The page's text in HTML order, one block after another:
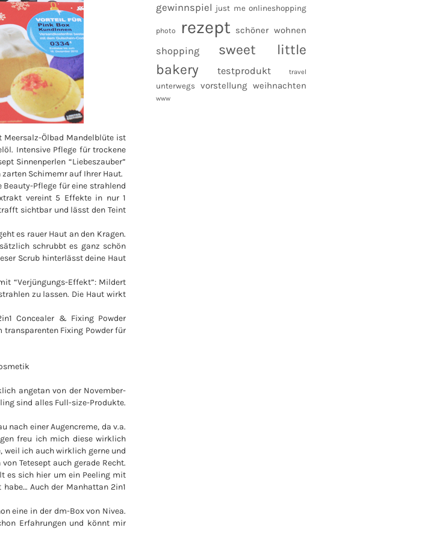
Meersalz-Ölbad Mandelblüte ist
Intensive Pflege für trockene
Sinnenperlen “Liebeszauber”
Schimemr auf Ihrer Haut.
Beauty-Pflege für eine strahlend
vereint 5 Effekte in nur 1
sichtbar und lässt den Teint
es rauer Haut an den Kragen.
schrubbt es ganz schön
Scrub hinterlässt deine Haut
“Verjüngungs-Effekt”: Mildert
zu lassen. Die Haut wirkt
Concealer & Fixing Powder
Fixing Powder für
angetan von der November-
sind alles Full-size-Produkte.
nach einer Augencreme, da v.a.
freu ich mich diese wirklich
weil ich auch wirklich gerne und
Tetesept auch gerade Recht.
es sich hier um ein Peeling mit
Auch der Manhattan 2in1
eine in der dm-Box von Nivea.
Erfahrungen und könnt mir
gewinnspiel just me onlineshopping
photo rezept schöner wohnen
shopping
sweet little
bakery
testprodukt travel
unterwegs vorstellung weihnachten
www